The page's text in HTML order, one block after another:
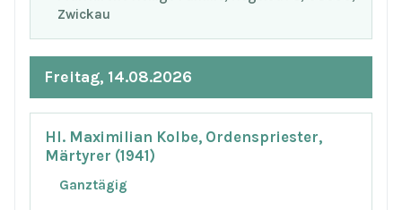
Zwickau
Freitag, 14.08.2026
Hl. Maximilian Kolbe, Ordenspriester,
Märtyrer (1941)
Ganztägig